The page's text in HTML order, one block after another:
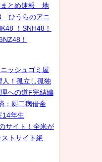
まとめ速報 地
ひうらのアニ
！SNH48！
！
ッシュゴミ屋
人！孤立し孤独
への道F完結編
：厨二病借金
14年生
サイト！全米が
トサイト絶